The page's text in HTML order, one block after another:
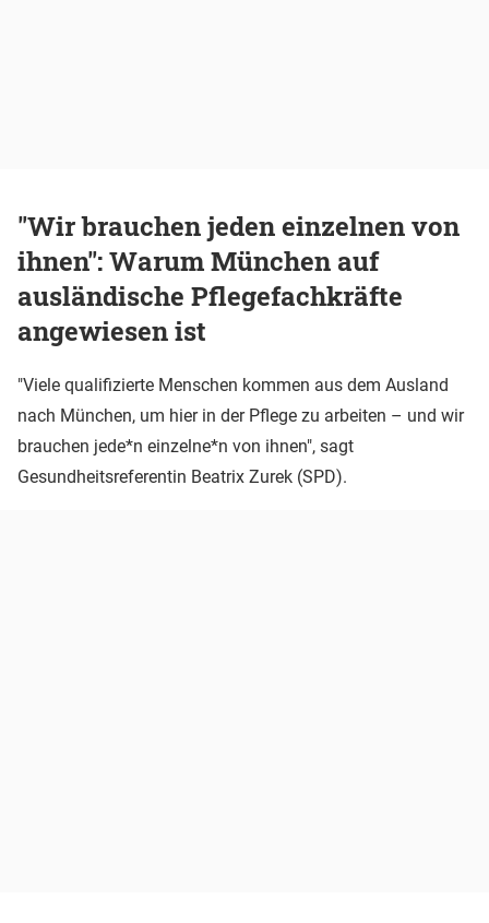
"Wir brauchen jeden einzelnen von
ihnen": Warum München auf
ausländische Pflegefachkräfte
angewiesen ist
"Viele qualifizierte Menschen kommen aus dem Ausland
nach München, um hier in der Pflege zu arbeiten – und wir
brauchen jede*n einzelne*n von ihnen", sagt
Gesundheitsreferentin Beatrix Zurek (SPD).